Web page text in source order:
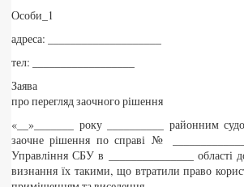
Особи_1
адреса: ____________________
тел: __________________
Заява
про перегляд заочного рішення
«__»_______ року __________ районним
заочне рішення по справі №
Управління СБУ в _______________ області
визнання їх такими, що втратили право